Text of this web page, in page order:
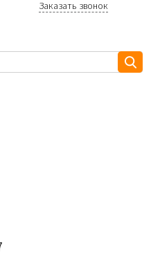
Заказать звонок